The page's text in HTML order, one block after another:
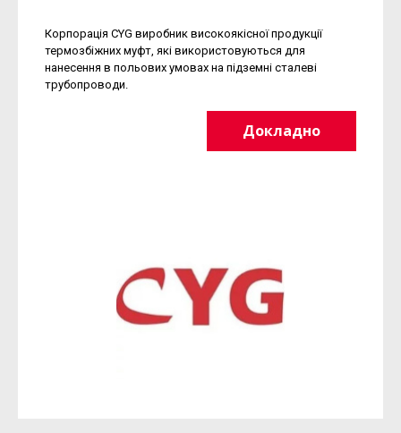
Корпорація CYG виробник високоякісної продукції
термозбіжних муфт, які використовуються для
нанесення в польових умовах на підземні сталеві
трубопроводи.
Докладно